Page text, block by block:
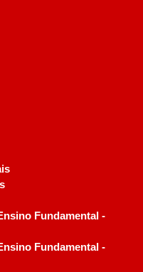
Fundamental -
Fundamental -